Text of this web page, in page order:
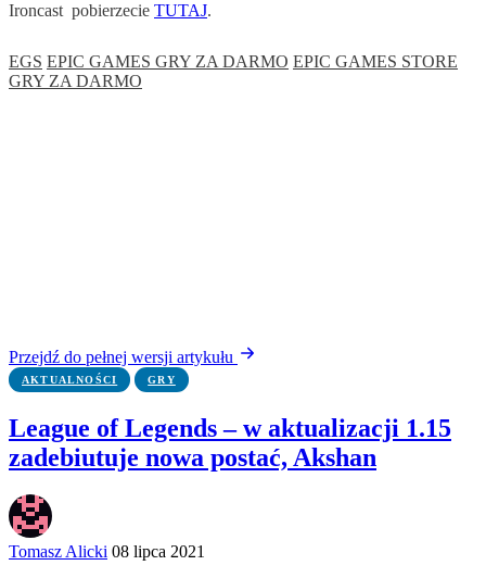
Ironcast pobierzecie TUTAJ.
EGS EPIC GAMES GRY ZA DARMO EPIC GAMES STORE
GRY ZA DARMO
Przejdź do pełnej wersji artykułu
AKTUALNOŚCI GRY
League of Legends – w aktualizacji 1.15
zadebiutuje nowa postać, Akshan
Tomasz Alicki 08 lipca 2021